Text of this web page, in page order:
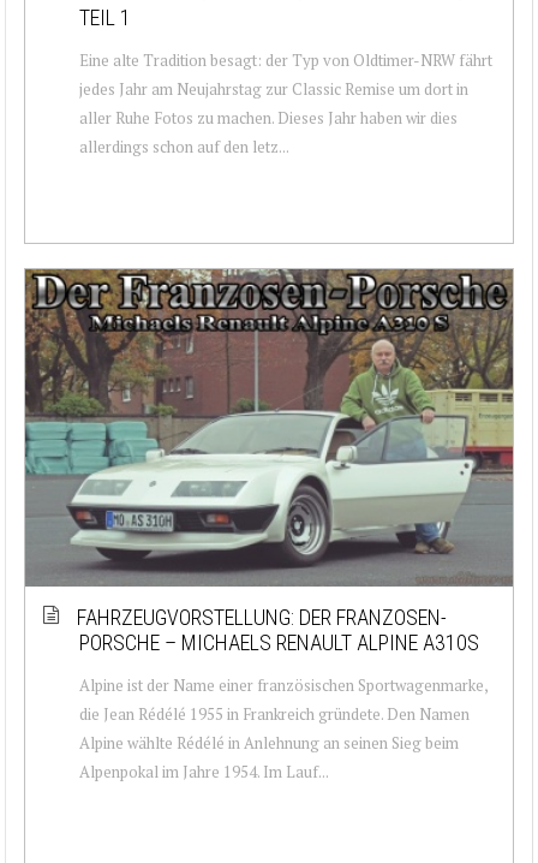
TEIL 1
Eine alte Tradition besagt: der Typ von Oldtimer-NRW fährt
jedes Jahr am Neujahrstag zur Classic Remise um dort in
aller Ruhe Fotos zu machen. Dieses Jahr haben wir dies
allerdings schon auf den letz...
FAHRZEUGVORSTELLUNG: DER FRANZOSEN-
PORSCHE – MICHAELS RENAULT ALPINE A310S
Alpine ist der Name einer französischen Sportwagenmarke,
die Jean Rédélé 1955 in Frankreich gründete. Den Namen
Alpine wählte Rédélé in Anlehnung an seinen Sieg beim
Alpenpokal im Jahre 1954. Im Lauf...